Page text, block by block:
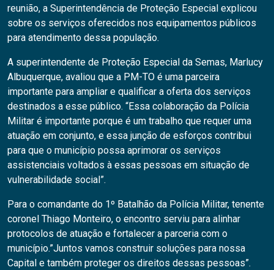
reunião, a Superintendência de Proteção Especial explicou
sobre os serviços oferecidos nos equipamentos públicos
para atendimento dessa população.
A superintendente de Proteção Especial da Semas, Marlucy
Albuquerque, avaliou que a PM-TO é uma parceira
importante para ampliar e qualificar a oferta dos serviços
destinados a esse público. “Essa colaboração da Polícia
Militar é importante porque é um trabalho que requer uma
atuação em conjunto, e essa junção de esforços contribui
para que o município possa aprimorar os serviços
assistenciais voltados à essas pessoas em situação de
vulnerabilidade social”.
Para o comandante do 1º Batalhão da Polícia Militar, tenente
coronel Thiago Monteiro, o encontro serviu para alinhar
protocolos de atuação e fortalecer a parceria com o
município.”Juntos vamos construir soluções para nossa
Capital e também proteger os direitos dessas pessoas”.